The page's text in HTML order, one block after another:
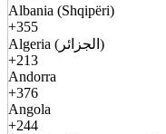
Albania (Shqipëri)
+355
Algeria (الجزائر)
+213
Andorra
+376
Angola
+244